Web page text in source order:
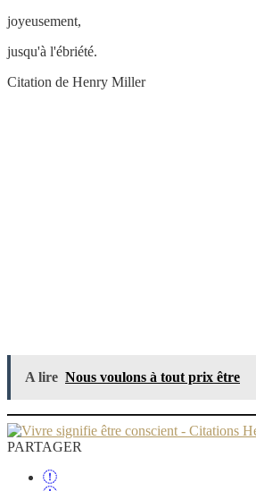
joyeusement,
jusqu'à l'ébriété.
Citation de Henry Miller
A lire Nous voulons à tout prix être
PARTAGER